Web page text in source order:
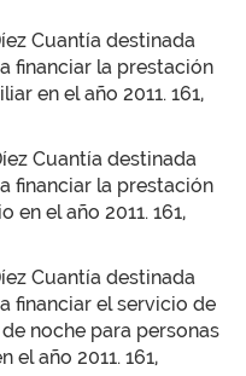
Cuantía destinada
financiar la prestación
en el año 2011. 161,
Cuantía destinada
financiar la prestación
el año 2011. 161,
Cuantía destinada
financiar el servicio de
noche para personas
año 2011. 161,